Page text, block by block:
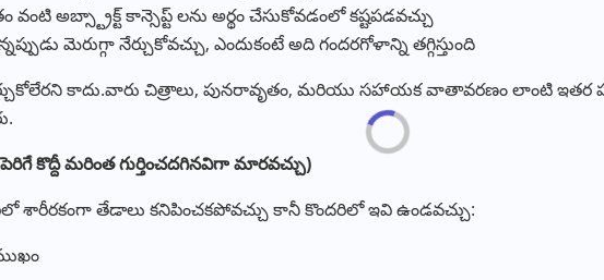
అబ్స్ట్రాక్ట్ కాన్సెప్ట్ లను అర్థం చేసుకోవడంలో కష్టపడవచ్చు
మెరుగ్గా నేర్చుకోవచ్చు, ఎందుకంటే అది గందరగోళాన్ని తగ్గిస్తుంది
కాదు.వారు చిత్రాలు, పునరావృతం, మరియు సహాయక వాతావరణం లాంటి ఇతర
పెరిగేకొద్దీమరింతగుర్తించదగినవిగామారవచ్చు)
శారీరకంగా తేడాలు కనిపించకపోవచ్చు కానీ కొందరిలో ఇవి ఉండవచ్చు: